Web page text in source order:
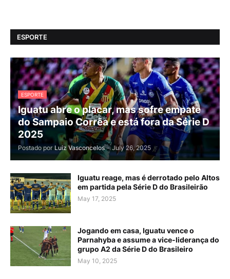
ESPORTE
ESPORTE
Iguatu abre o placar, mas sofre empate
do Sampaio Corrêa e está fora da Série D
2025
Postado por Luiz Vasconcelos - July 26, 2025
Iguatu reage, mas é derrotado pelo Altos
em partida pela Série D do Brasileirão
May 17, 2025
Jogando em casa, Iguatu vence o
Parnahyba e assume a vice-liderança do
grupo A2 da Série D do Brasileiro
May 10, 2025